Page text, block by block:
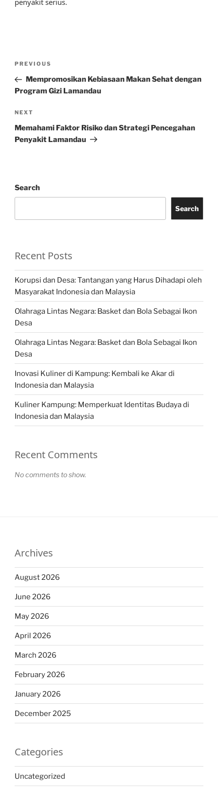
Previous
Post
PREVIOUS
Mempromosikan Kebiasaan Makan Sehat dengan
Program Gizi Lamandau
Next
Post
NEXT
Memahami Faktor Risiko dan Strategi Pencegahan
Penyakit Lamandau
Search
Search
Recent Posts
Korupsi dan Desa: Tantangan yang Harus Dihadapi oleh
Masyarakat Indonesia dan Malaysia
Olahraga Lintas Negara: Basket dan Bola Sebagai Ikon
Desa
Olahraga Lintas Negara: Basket dan Bola Sebagai Ikon
Desa
Inovasi Kuliner di Kampung: Kembali ke Akar di
Indonesia dan Malaysia
Kuliner Kampung: Memperkuat Identitas Budaya di
Indonesia dan Malaysia
Recent Comments
No comments to show.
Archives
August 2026
June 2026
May 2026
April 2026
March 2026
February 2026
January 2026
December 2025
Categories
Uncategorized